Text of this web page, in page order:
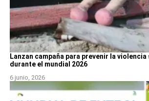
Lanzan campaña para prevenir la violencia
durante el mundial 2026
6 junio, 2026